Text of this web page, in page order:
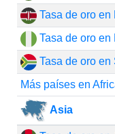
Tasa de oro en
Tasa de oro en
Tasa de oro en
Más países en
Asia